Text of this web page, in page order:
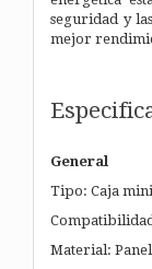
seguridad y
mejor
General
Tipo: Caja
Material: